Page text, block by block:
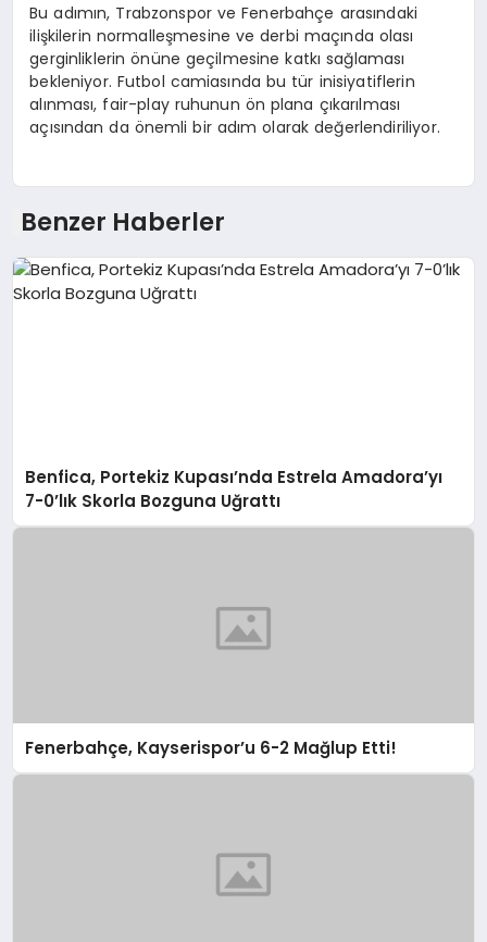
Bu adımın, Trabzonspor ve Fenerbahçe arasındaki
ilişkilerin normalleşmesine ve derbi maçında olası
gerginliklerin önüne geçilmesine katkı sağlaması
bekleniyor. Futbol camiasında bu tür inisiyatiflerin
alınması, fair-play ruhunun ön plana çıkarılması
açısından da önemli bir adım olarak değerlendiriliyor.
Benzer Haberler
Benfica, Portekiz Kupası’nda Estrela Amadora’yı
7-0’lık Skorla Bozguna Uğrattı
Fenerbahçe, Kayserispor’u 6-2 Mağlup Etti!